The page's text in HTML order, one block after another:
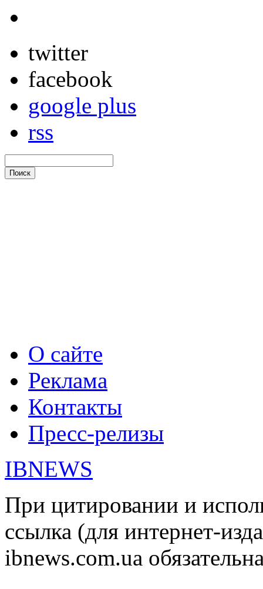
twitter
facebook
google plus
rss
О сайте
Реклама
Контакты
Пресс-релизы
IBNEWS
При цитировании и
ссылка (для интернет-
ibnews.com.ua